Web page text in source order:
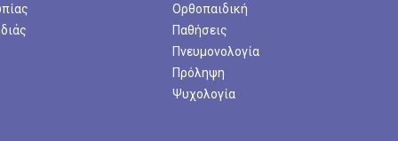
Ορθοπαιδική
Παθήσεις
Πνευμονολογία
Πρόληψη
Ψυχολογία